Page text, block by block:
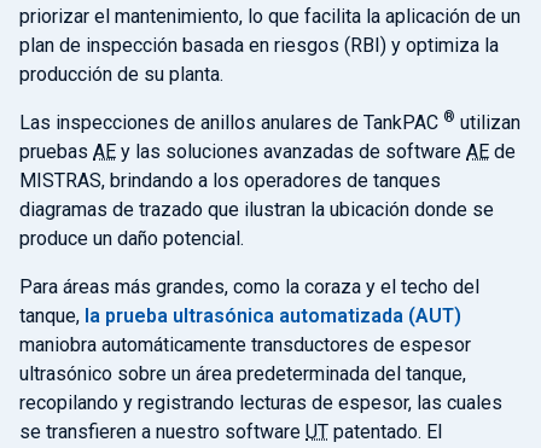
priorizar el mantenimiento, lo que facilita la aplicación de un
plan de inspección basada en riesgos (RBI) y optimiza la
producción de su planta.
Las inspecciones de anillos anulares de TankPAC ® utilizan
pruebas AE y las soluciones avanzadas de software AE de
MISTRAS, brindando a los operadores de tanques
diagramas de trazado que ilustran la ubicación donde se
produce un daño potencial.
Para áreas más grandes, como la coraza y el techo del
tanque, la prueba ultrasónica automatizada (AUT)
maniobra automáticamente transductores de espesor
ultrasónico sobre un área predeterminada del tanque,
recopilando y registrando lecturas de espesor, las cuales
se transfieren a nuestro software UT patentado. El